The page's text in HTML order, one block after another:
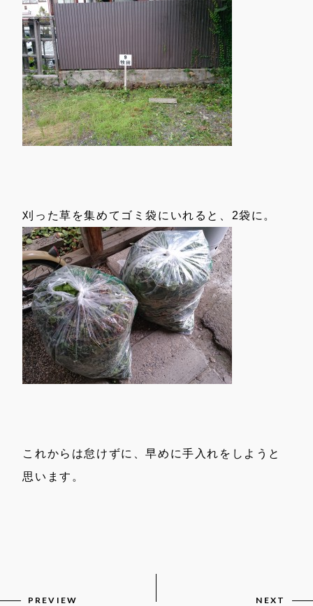
刈った草を集めてゴミ袋にいれると、2袋に。
これからは怠けずに、早めに手入れをしようと
思います。
PREVIEW NEXT